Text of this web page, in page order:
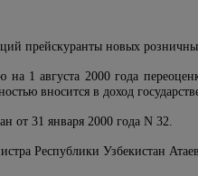
прейскуранты новых
1 августа 2000 года
вносится в доход
от 31 января 2000 года N 32.
Республики Узбекистан